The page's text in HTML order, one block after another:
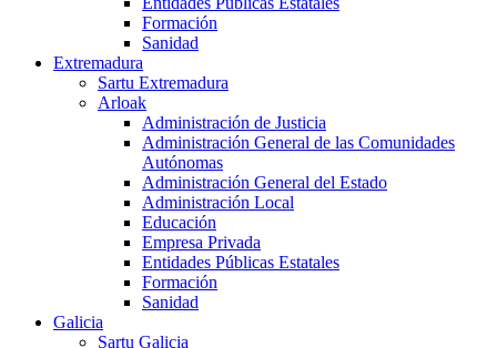
Formación
Sanidad
Extremadura
Sartu Extremadura
Arloak
Administración de Justicia
Administración General de las Comunidades
Autónomas
Administración General del Estado
Administración Local
Educación
Empresa Privada
Entidades Públicas Estatales
Formación
Sanidad
Galicia
Sartu Galicia